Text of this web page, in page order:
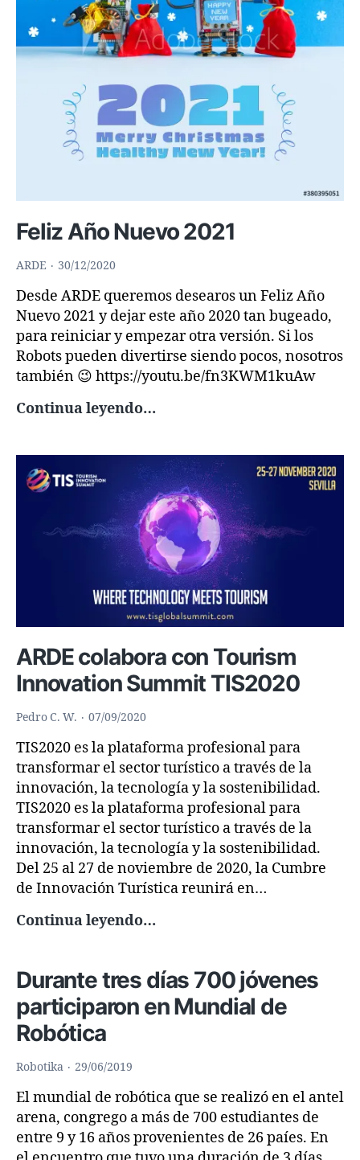
Feliz Año Nuevo 2021
ARDE 30/12/2020
Desde ARDE queremos desearos un Feliz Año
Nuevo 2021 y dejar este año 2020 tan bugeado,
para reiniciar y empezar otra versión. Si los
Robots pueden divertirse siendo pocos, nosotros
también 😉 https://youtu.be/fn3KWM1kuAw
Continua leyendo…Feliz
2021
ARDE colabora con Tourism
Innovation Summit TIS2020
Pedro C. W. 07/09/2020
TIS2020 es la plataforma profesional para
transformar el sector turístico a través de la
innovación, la tecnología y la sostenibilidad.
TIS2020 es la plataforma profesional para
transformar el sector turístico a través de la
innovación, la tecnología y la sostenibilidad.
Del 25 al 27 de noviembre de 2020, la Cumbre
de Innovación Turística reunirá en…
Continua leyendo…ARDE
Tourism
Innovation
Summit
Durante tres días 700 jóvenes
participaron en Mundial de
Robótica
Robotika 29/06/2019
El mundial de robótica que se realizó en el antel
arena, congrego a más de 700 estudiantes de
entre 9 y 16 años provenientes de 26 paíes. En